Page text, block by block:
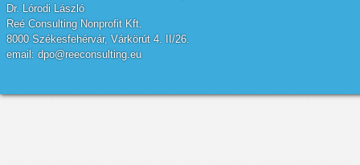
Dr. Lórodi László
Reé Consulting Nonprofit Kft.
8000 Székesfehérvár, Várkörút 4. II/26.
email: dpo@reeconsulting.eu